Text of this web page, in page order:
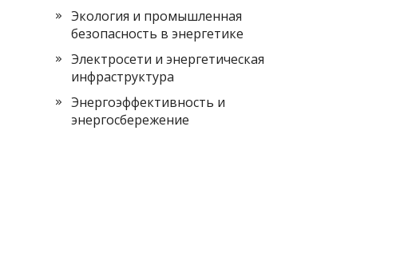
Экология и промышленная
безопасность в энергетике
Электросети и энергетическая
инфраструктура
Энергоэффективность и
энергосбережение